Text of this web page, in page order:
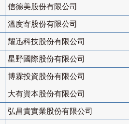
信德美股份有限公司
溫度寄股份有限公司
耀迅科技股份有限公司
星野國際股份有限公司
博霖投資股份有限公司
大有資本股份有限公司
弘昌貴實業股份有限公司